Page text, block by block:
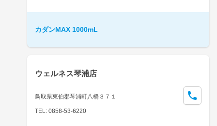
カダンMAX 1000mL
ウェルネス琴浦店
鳥取県東伯郡琴浦町八橋３７１
TEL: 0858-53-6220